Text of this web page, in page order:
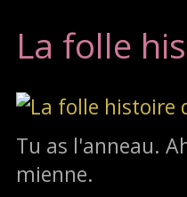
La folle
Tu as l'anneau.
mienne.